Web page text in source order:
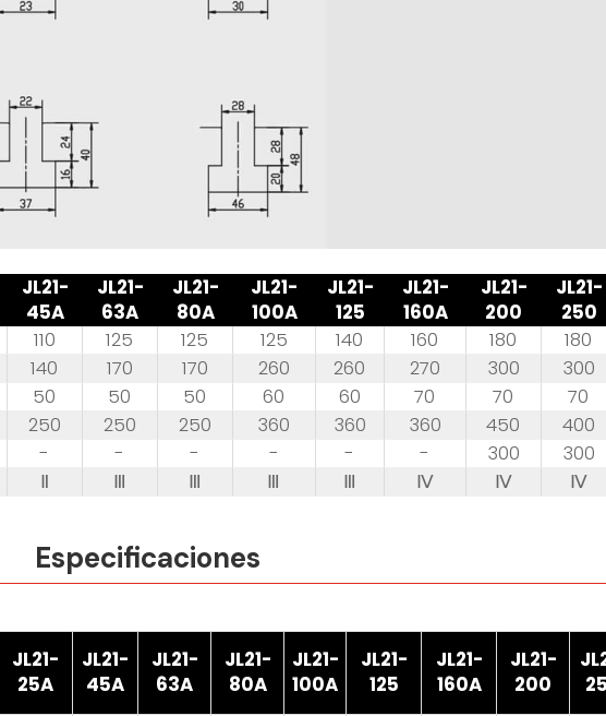
JL21-
45A
JL21-
63A
JL21-
80A
JL21-
100A
JL21-
125
JL21-
160A
JL21-
200
JL21-
250
110 125 125 125 140 160 180
180
140 170 170 260 260 270 300
300
50 50 50 60 60 70 70
70
250 250 250 360 360 360 450
400
- - - - - - 300
300
Ⅱ Ⅲ Ⅲ Ⅲ Ⅲ Ⅳ Ⅳ Ⅳ
Especificaciones
JL21-
25A
JL21-
45A
JL21-
63A
JL21-
80A
JL21-
100A
JL21-
125
JL21-
160A
JL21-
200